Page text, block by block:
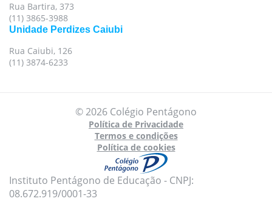
Rua Bartira, 373
(11) 3865-3988
Unidade Perdizes Caiubi
Rua Caiubi, 126
(11) 3874-6233
© 2026 Colégio Pentágono
Política de Privacidade
Termos e condições
Política de cookies
Instituto Pentágono de Educação - CNPJ:
08.672.919/0001-33